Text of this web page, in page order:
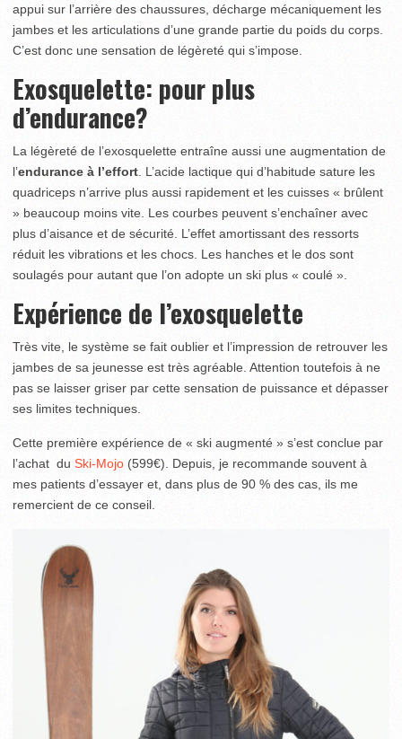
appui sur l’arrière des chaussures, décharge mécaniquement les
jambes et les articulations d’une grande partie du poids du corps.
C’est donc une sensation de légèreté qui s’impose.
Exosquelette: pour plus
d’endurance?
La légèreté de l’exosquelette entraîne aussi une augmentation de
l’endurance à l’effort . L’acide lactique qui d’habitude sature les
quadriceps n’arrive plus aussi rapidement et les cuisses « brûlent
» beaucoup moins vite. Les courbes peuvent s’enchaîner avec
plus d’aisance et de sécurité. L’effet amortissant des ressorts
réduit les vibrations et les chocs. Les hanches et le dos sont
soulagés pour autant que l’on adopte un ski plus « coulé ».
Expérience de l’exosquelette
Très vite, le système se fait oublier et l’impression de retrouver les
jambes de sa jeunesse est très agréable. Attention toutefois à ne
pas se laisser griser par cette sensation de puissance et dépasser
ses limites techniques.
Cette première expérience de « ski augmenté » s’est conclue par
l’achat du Ski-Mojo (599€). Depuis, je recommande souvent à
mes patients d’essayer et, dans plus de 90 % des cas, ils me
remercient de ce conseil.